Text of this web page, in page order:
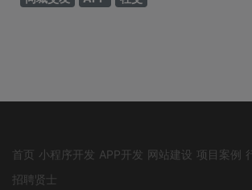
首页 小程序开发 APP开发 网站建设 项目案例
招聘贤士